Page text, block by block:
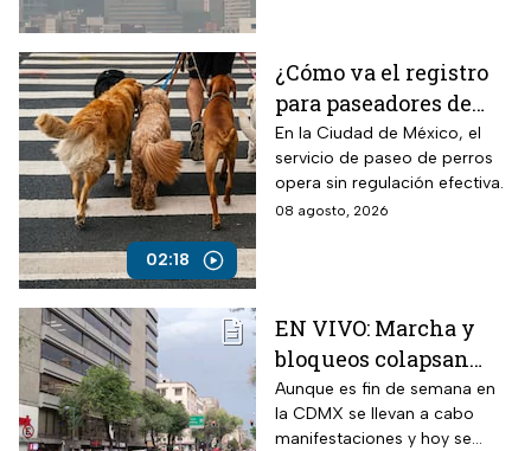
02:18
¿Cómo va el registro
para paseadores de
perros?
En la Ciudad de México, el
servicio de paseo de perros
opera sin regulación efectiva.
08 agosto, 2026
EN VIVO: Marcha y
bloqueos colapsan
calles de CDMX hoy
sábado
Aunque es fin de semana en
la CDMX se llevan a cabo
manifestaciones y hoy se